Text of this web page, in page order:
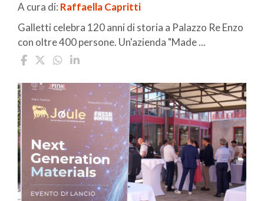
A cura di: Raffaella Capritti
Galletti celebra 120 anni di storia a Palazzo Re Enzo
con oltre 400 persone. Un'azienda "Made ...